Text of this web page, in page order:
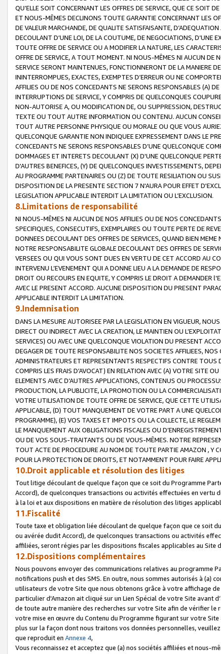
QU’ELLE SOIT CONCERNANT LES OFFRES DE SERVICE, QUE CE SOIT
ET NOUS-MÊMES DECLINONS TOUTE GARANTIE CONCERNANT LES
DE VALEUR MARCHANDE, DE QUALITE SATISFAISANTE,
DECOULANT D’UNE LOI, DE LA COUTUME, DE NEGOCIATIONS, D’UNE
TOUTE OFFRE DE SERVICE OU A MODIFIER LA NATURE, LES
OFFRE DE SERVICE, A TOUT MOMENT. NI NOUS-MÊMES NI AUCUN DE
SERVICE SERONT MAINTENUES, FONCTIONNERONT DE LA MANIERE
ININTERROMPUES, EXACTES, EXEMPTES D’ERREUR OU NE
AFFILIES OU DE NOS CONCEDANTS NE SERONS RESPONSABLES (A)
INTERRUPTIONS DE SERVICE, Y COMPRIS DE QUELCONQUES
NON-AUTORISE A, OU MODIFICATION DE, OU SUPPRESSION,
TEXTE OU TOUT AUTRE INFORMATION OU CONTENU. AUCUN
TOUT AUTRE PERSONNE PHYSIQUE OU MORALE OU QUE VOUS
QUELCONQUE GARANTIE NON INDIQUEE EXPRESSEMENT DANS LE
CONCEDANTS NE SERONS RESPONSABLES D’UNE QUELCONQUE
DOMMAGES ET INTERETS DECOULANT (X) D'UNE QUELCONQUE
D'AUTRES BENEFICES, (Y) DE QUELCONQUES INVESTISSEMENTS,
AU PROGRAMME PARTENAIRES OU (Z) DE TOUTE RESILIATION OU
DISPOSITION DE LA PRESENTE SECTION 7 N'AURA POUR EFFET
LEGISLATION APPLICABLE INTERDIT LA LIMITATION OU L’EXCLUSION.
8.Limitations de responsabilité
NI NOUS-MÊMES NI AUCUN DE NOS AFFILIES OU DE NOS
SPECIFIQUES, CONSECUTIFS, EXEMPLAIRES OU TOUTE PERTE DE
DONNEES DECOULANT DES OFFRES DE SERVICES, QUAND BIEN
NOTRE RESPONSABILITE GLOBALE DECOULANT DES OFFRES DE
VERSEES OU QUI VOUS SONT DUES EN VERTU DE CET ACCORD AU
INTERVENU L’EVENEMENT QUI A DONNE LIEU A LA DEMANDE DE
DROIT OU RECOURS EN EQUITE, Y COMPRIS LE DROIT A DEMANDER
AVEC LE PRESENT ACCORD. AUCUNE DISPOSITION DU PRESENT
APPLICABLE INTERDIT LA LIMITATION.
9.Indemnisation
DANS LA MESURE AUTORISEE PAR LA LEGISLATION EN VIGUEUR,
DIRECT OU INDIRECT AVEC LA CREATION, LE MAINTIEN OU
SERVICES) OU AVEC UNE QUELCONQUE VIOLATION DU PRESENT
DEGAGER DE TOUTE RESPONSABILITE NOS SOCIETES AFFILIEES,
ADMINISTRATEURS ET REPRESENTANTS RESPECTIFS CONTRE
COMPRIS LES FRAIS D’AVOCAT) EN RELATION AVEC (A) VOTRE SITE
ELEMENTS AVEC D’AUTRES APPLICATIONS, CONTENUS OU
PRODUCTION, LA PUBLICITE, LA PROMOTION OU LA
VOTRE UTILISATION DE TOUTE OFFRE DE SERVICE, QUE CETTE
APPLICABLE, (D) TOUT MANQUEMENT DE VOTRE PART A UNE
PROGRAMME), (E) VOS TAXES ET IMPOTS OU LA COLLECTE, LE
LE MANQUEMENT AUX OBLIGATIONS FISCALES OU
OU DE VOS SOUS-TRAITANTS OU DE VOUS-MÊMES. NOTRE
TOUT ACTE DE PROCEDURE AU NOM DE TOUTE PARTIE AMAZON , Y
POUR LA PROTECTION DE DROITS, ET NOTAMMENT POUR FAIRE
10.Droit applicable et résolution des litiges
Tout litige découlant de quelque façon que ce soit du Programme
Accord), de quelconques transactions ou activités effectuées en vertu
à la loi et aux dispositions en matière de résolution des litiges
11.Fiscalité
Toute taxe et obligation liée découlant de quelque façon que ce soit
ou avérée dudit Accord), de quelconques transactions ou activités
affiliées, seront régies par les dispositions fiscales applicables au Site
12.Dispositions complémentaires
Nous pouvons envoyer des communications relatives au programme
notifications push et des SMS. En outre, nous sommes autorisés à
utilisateurs de votre Site que nous obtenons grâce à votre affichage
particulier d'Amazon ait cliqué sur un Lien Spécial de votre Site avant
de toute autre manière des recherches sur votre Site afin de vérifier
votre mise en œuvre du Contenu du Programme figurant sur votre
plus sur la façon dont nous traitons vos données personnelles,
que reproduit en Annexe 4,
Vous reconnaissez et acceptez que (a) nos sociétés affiliées et nous-